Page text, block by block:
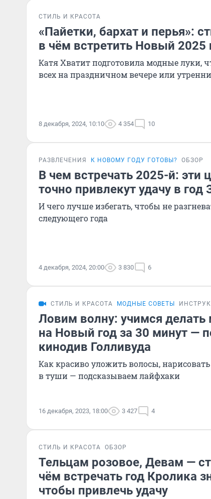
СТИЛЬ И КРАСОТА
«Пайетки, бархат и перья»:
в чём встретить Новый 2025
Катя Хватит подготовила модные луки,
всех на праздничном вечере или
8 декабря, 2024, 10:10 4 354 10
РАЗВЛЕЧЕНИЯ К НОВОМУ ГОДУ ГОТОВЫ? ОБЗОР
В чем встречать 2025-й: эти
точно привлекут удачу в год
И чего лучше избегать, чтобы не
следующего года
4 декабря, 2024, 20:00 3 830 6
СТИЛЬ И КРАСОТА МОДНЫЕ СОВЕТЫ
Ловим волну: учимся
на Новый год за 30 минут —
кинодив Голливуда
Как красиво уложить волосы,
в туши — подсказываем лайфхаки
16 декабря, 2023, 18:00 3 427 4
СТИЛЬ И КРАСОТА ОБЗОР
Тельцам розовое, Девам —
чём встречать год Кролика
чтобы привлечь удачу